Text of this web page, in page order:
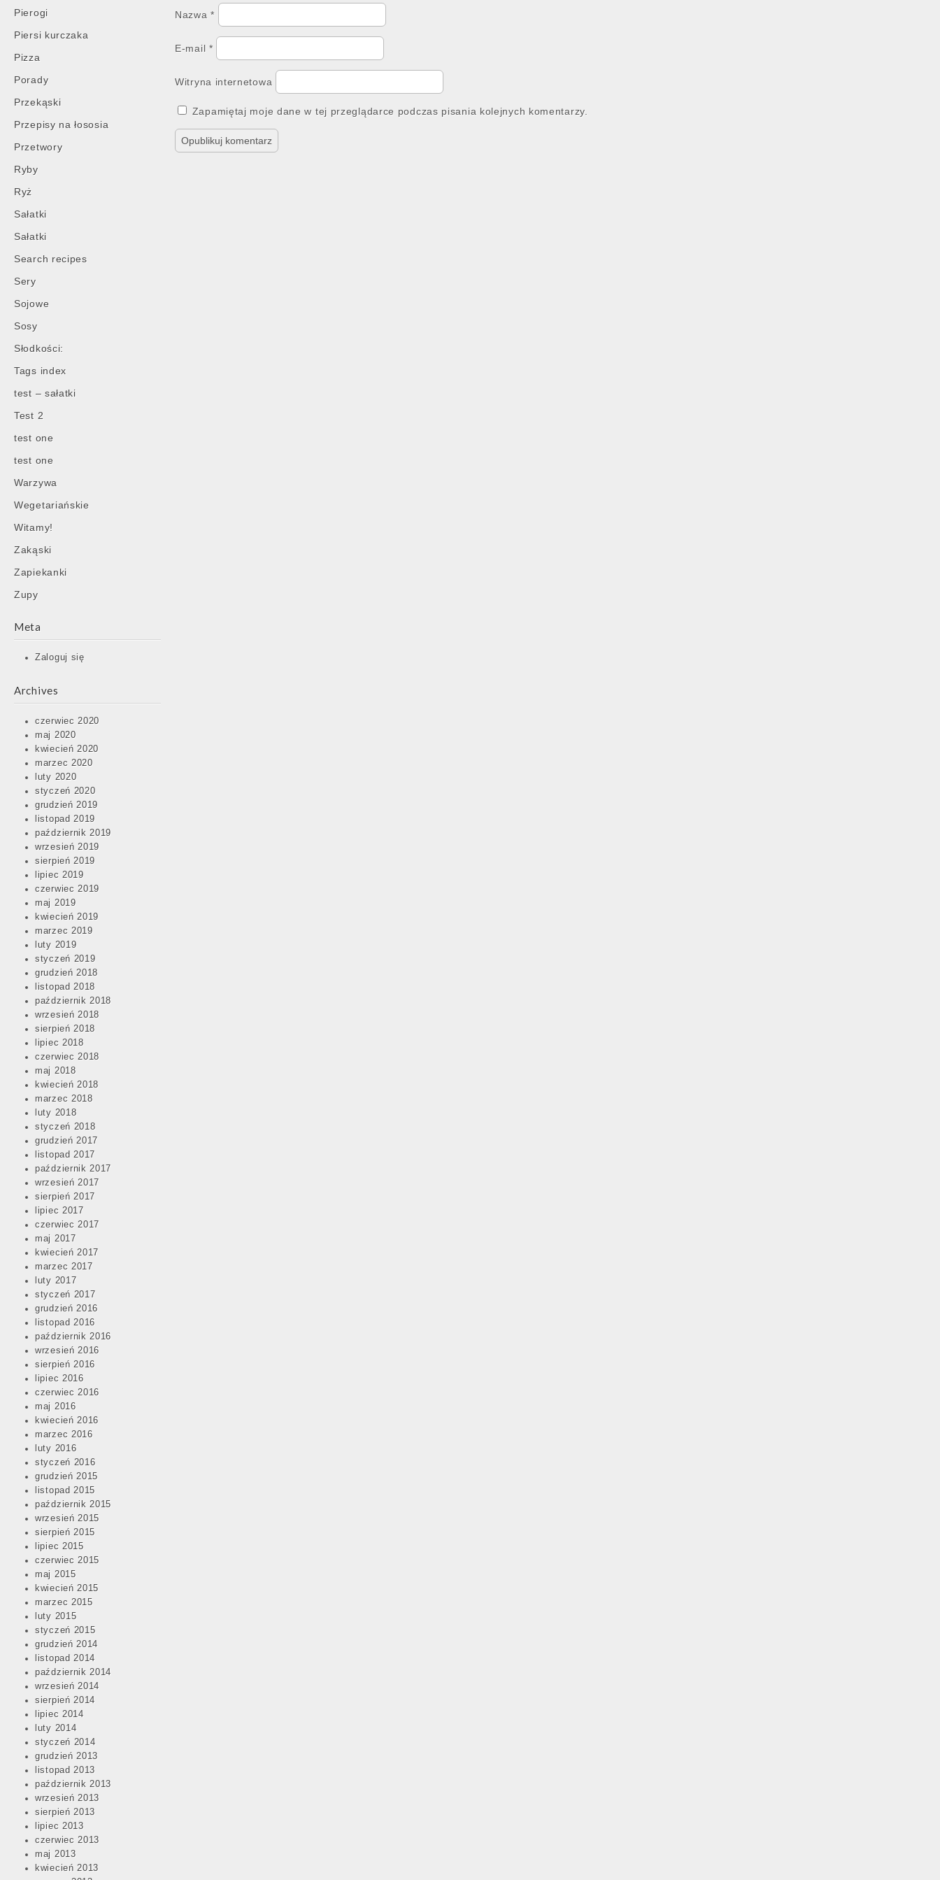
Pierogi
Piersi kurczaka
Pizza
Porady
Przekąski
Przepisy na łososia
Przetwory
Ryby
Ryż
Sałatki
Sałatki
Search recipes
Sery
Sojowe
Sosy
Słodkości:
Tags index
test – sałatki
Test 2
test one
test one
Warzywa
Wegetariańskie
Witamy!
Zakąski
Zapiekanki
Zupy
Meta
Zaloguj się
Archives
czerwiec 2020
maj 2020
kwiecień 2020
marzec 2020
luty 2020
styczeń 2020
grudzień 2019
listopad 2019
październik 2019
wrzesień 2019
sierpień 2019
lipiec 2019
czerwiec 2019
maj 2019
kwiecień 2019
marzec 2019
luty 2019
styczeń 2019
grudzień 2018
listopad 2018
październik 2018
wrzesień 2018
sierpień 2018
lipiec 2018
czerwiec 2018
maj 2018
kwiecień 2018
marzec 2018
luty 2018
styczeń 2018
grudzień 2017
listopad 2017
październik 2017
wrzesień 2017
sierpień 2017
lipiec 2017
czerwiec 2017
maj 2017
kwiecień 2017
marzec 2017
luty 2017
styczeń 2017
grudzień 2016
listopad 2016
październik 2016
wrzesień 2016
sierpień 2016
lipiec 2016
czerwiec 2016
maj 2016
kwiecień 2016
marzec 2016
luty 2016
styczeń 2016
grudzień 2015
listopad 2015
październik 2015
wrzesień 2015
sierpień 2015
lipiec 2015
czerwiec 2015
maj 2015
kwiecień 2015
marzec 2015
luty 2015
styczeń 2015
grudzień 2014
listopad 2014
październik 2014
wrzesień 2014
sierpień 2014
lipiec 2014
luty 2014
styczeń 2014
grudzień 2013
listopad 2013
październik 2013
wrzesień 2013
sierpień 2013
lipiec 2013
czerwiec 2013
maj 2013
kwiecień 2013
Nazwa*
E-mail *
Witryna internetowa
Zapamiętaj moje dane w tej przeglądarce podczas pisania kolejnych komentarzy.